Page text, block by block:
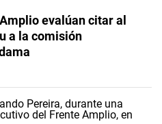
evalúan citar al
a la comisión